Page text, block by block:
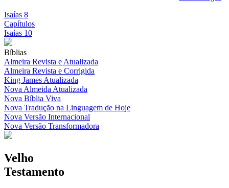
Isaías 8
Capítulos
Isaías 10
Bíblias
Almeira Revista e Atualizada
Almeira Revista e Corrigida
King James Atualizada
Nova Almeida Atualizada
Nova Bíblia Viva
Nova Tradução na Linguagem de Hoje
Nova Versão Internacional
Nova Versão Transformadora
Velho
Testamento